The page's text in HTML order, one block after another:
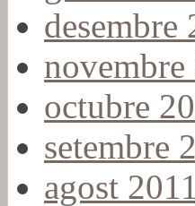
desembre
novembre
octubre
setembre
agost 2011